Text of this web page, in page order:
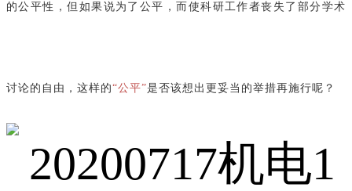
的公平性，但如果说为了公平，而使科研工作者丧失了部分学术
讨论的自由，这样的“公平”是否该想出更妥当的举措再施行呢？